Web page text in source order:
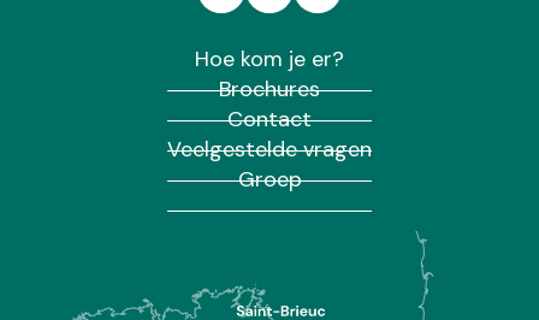
Hoe kom je er?
Brochures
Contact
Veelgestelde vragen
Groep